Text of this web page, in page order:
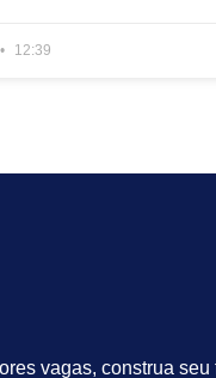
12:39
vagas, construa seu